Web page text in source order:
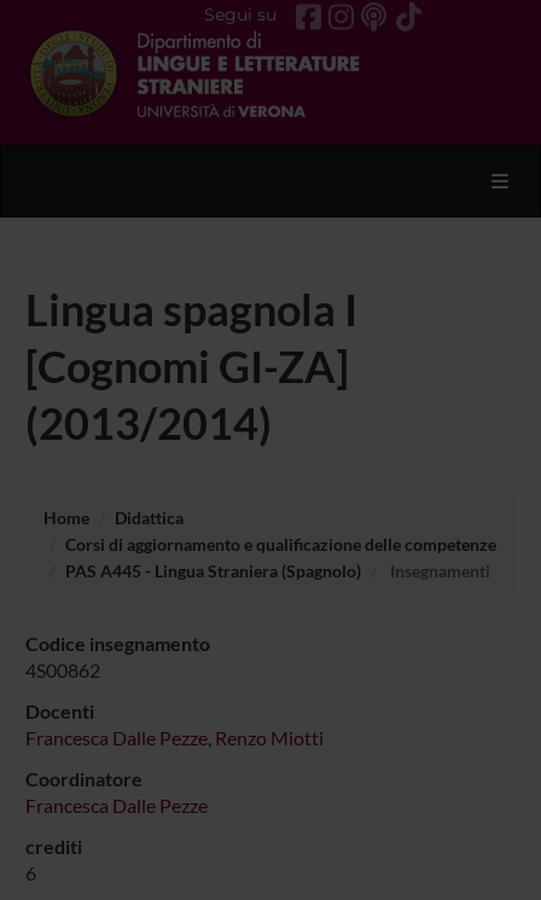
Segui su
Lingua spagnola I
[Cognomi GI-ZA]
(2013/2014)
Home
Didattica
Corsi di aggiornamento e qualificazione delle competenze
PAS A445 - Lingua Straniera (Spagnolo)
Insegnamenti
Codice insegnamento
4S00862
Docenti
Francesca Dalle Pezze, Renzo Miotti
Coordinatore
Francesca Dalle Pezze
crediti
6